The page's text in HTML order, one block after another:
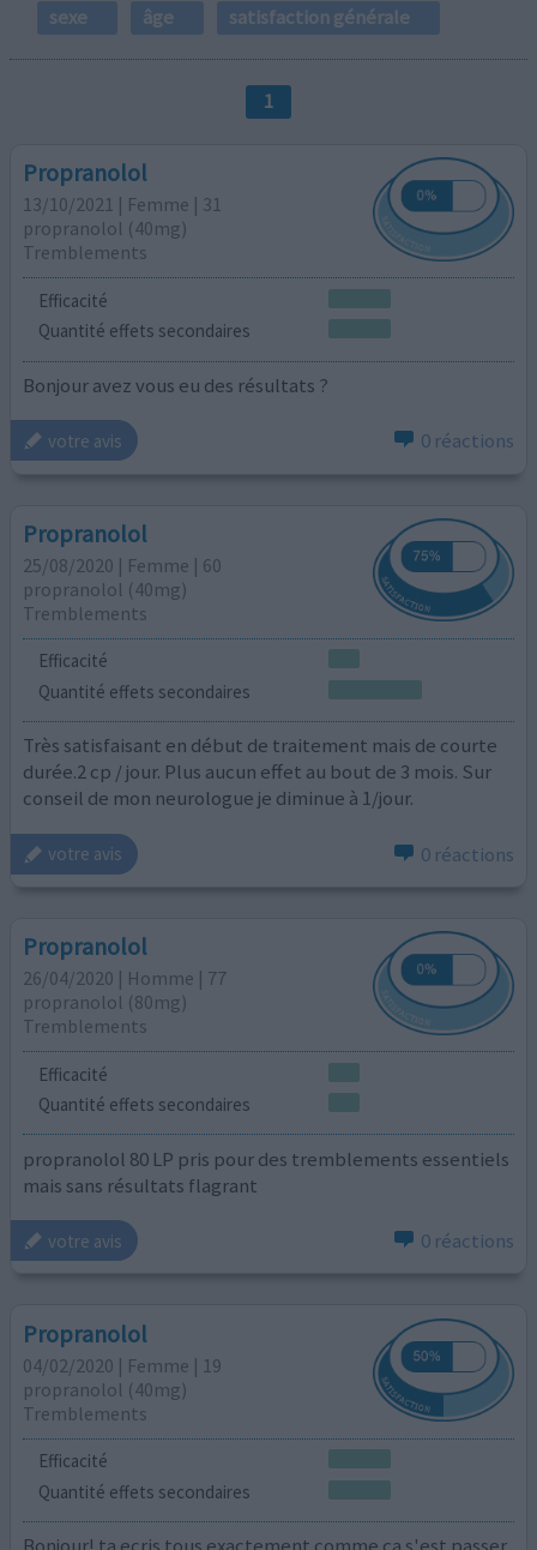
sexe
âge satisfaction générale
1
Propranolol
13/10/2021 | Femme | 31
propranolol (40mg)
Tremblements
Efficacité
Quantité effets secondaires
Bonjour avez vous eu des résultats ?
votre avis 0 réactions
Propranolol
25/08/2020 | Femme | 60
propranolol (40mg)
Tremblements
Efficacité
Quantité effets secondaires
Très satisfaisant en début de traitement mais de courte
durée.2 cp / jour. Plus aucun effet au bout de 3 mois. Sur
conseil de mon neurologue je diminue à 1/jour.
votre avis 0 réactions
Propranolol
26/04/2020 | Homme | 77
propranolol (80mg)
Tremblements
Efficacité
Quantité effets secondaires
propranolol 80 LP pris pour des tremblements essentiels
mais sans résultats flagrant
votre avis 0 réactions
Propranolol
04/02/2020 | Femme | 19
propranolol (40mg)
Tremblements
Efficacité
Quantité effets secondaires